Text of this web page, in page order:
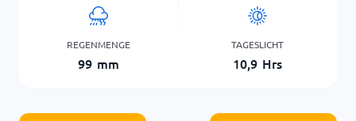
REGENMENGE
99 mm
TAGESLICHT
10,9 Hrs